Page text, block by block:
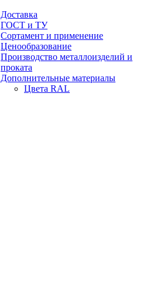
Доставка
ГОСТ и ТУ
Сортамент и применение
Ценообразование
Производство металлоизделий и
проката
Дополнительные материалы
Цвета RAL